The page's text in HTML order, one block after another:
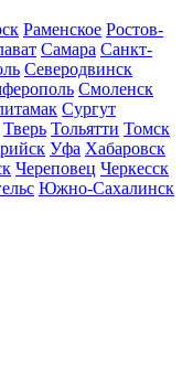
Раменское Ростов-
Самара Санкт-
Северодвинск
Смоленск
Сургут
Тверь Тольятти Томск
Уфа Хабаровск
Череповец Черкесск
Южно-Сахалинск